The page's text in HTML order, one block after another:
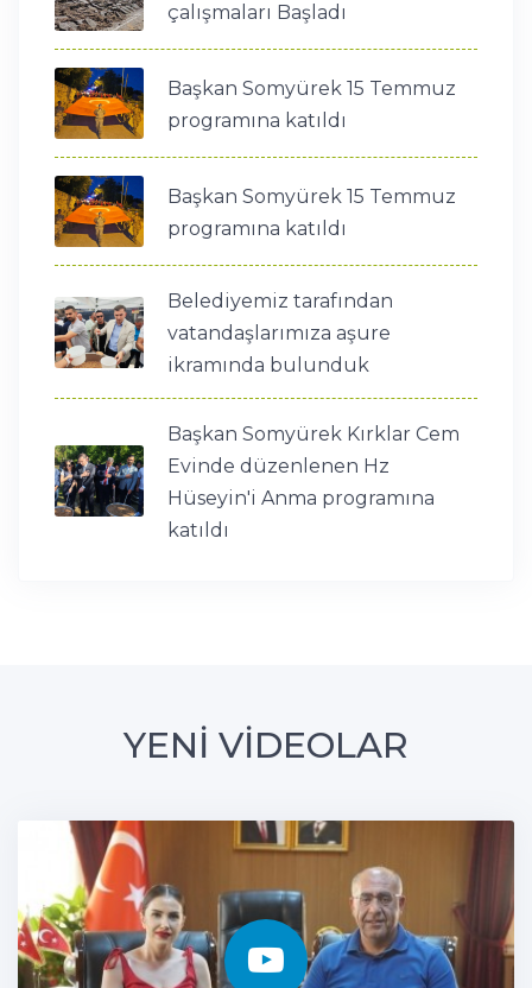
çalışmaları Başladı
Başkan Somyürek 15 Temmuz
programına katıldı
Başkan Somyürek 15 Temmuz
programına katıldı
Belediyemiz tarafından
vatandaşlarımıza aşure
ikramında bulunduk
Başkan Somyürek Kırklar Cem
Evinde düzenlenen Hz
Hüseyin'i Anma programına
katıldı
YENİ VİDEOLAR